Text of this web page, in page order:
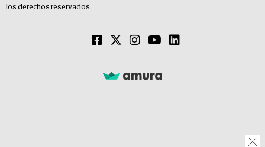
los derechos reservados.